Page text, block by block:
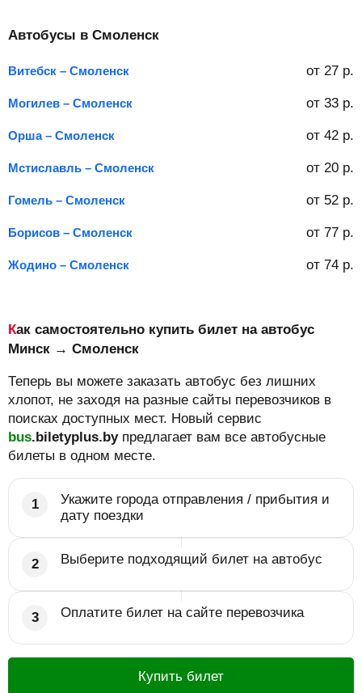
Автобусы в Смоленск
Витебск – Смоленск от 27 р.
Могилев – Смоленск от 33 р.
Орша – Смоленск от 42 р.
Мстиславль – Смоленск от 20 р.
Гомель – Смоленск от 52 р.
Борисов – Смоленск от 77 р.
Жодино – Смоленск от 74 р.
Как самостоятельно купить билет на автобус
Минск → Смоленск
Теперь вы можете заказать автобус без лишних
хлопот, не заходя на разные сайты перевозчиков в
поисках доступных мест. Новый сервис
bus.biletyplus.byпредлагает вам все автобусные
билеты в одном месте.
Укажите города отправления / прибытия и
дату поездки
Выберите подходящий билет на автобус
Оплатите билет на сайте перевозчика
Купить билет